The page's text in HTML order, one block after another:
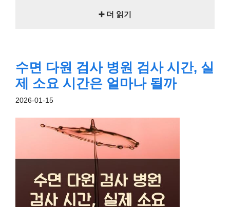
➕ 더 읽기
수면 다원 검사 병원 검사 시간, 실
제 소요 시간은 얼마나 될까
2026-01-15